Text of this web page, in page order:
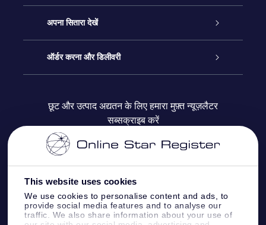
This website uses cookies
We use cookies to personalise content and ads, to
provide social media features and to analyse our
traffic. We also share information about your use of
हमसे संपर्क करें
ब्लॉग
ऑनलाइन स्टार गिफ़्ट
OSR गिफ़्ट पैक
कॉर्पोरेट उपहार
अपना सितारा देखें
स्टार रजिस्टर
स्टार पेज को अपनी पसंद के मुताबिक तैयार करें
वन मिलियन स्टार्स
OSR स्टार सेवर
ऑर्डर करना और डिलीवरी
भुगतान जानकारी
शिपिंग जानकारी
वापिसी नीति
छूट और उत्पाद अद्यतन के लिए हमारा मुफ़्त न्यूज़लैटर
सब्सक्राइब करें